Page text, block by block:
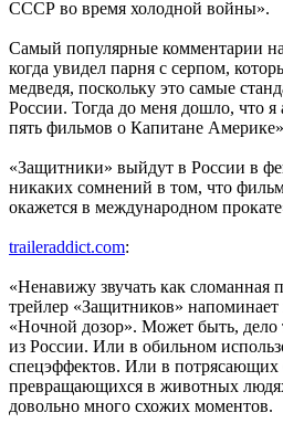
СССР во время холодной войны».
Самый популярные комментарии
когда увидел парня с серпом,
медведя, поскольку это самые
России. Тогда до меня дошло, что я
пять фильмов о Капитане
«Защитники» выйдут в России в
никаких сомнений в том, что
окажется в международном
traileraddict.com:
«Ненавижу звучать как сломанная
трейлер «Защитников»
«Ночной дозор». Может быть, дело
из России. Или в обильном
спецэффектов. Или в
превращающихся в животных
довольно много схожих моментов.